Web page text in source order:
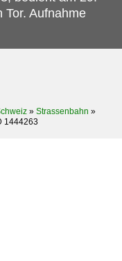
Tor. Aufnahme
» Strassenbahn »
1444263